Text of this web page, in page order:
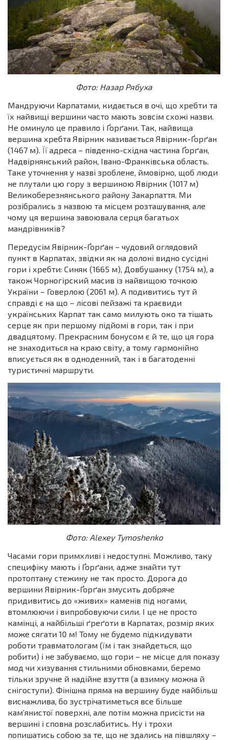
Фото: Назар Рябуха
Мандруючи Карпатами, кидається в очі, що хребти та
їх найвищі вершини часто мають зовсім схожі назви.
Не оминуло це правило і Ґорґани. Так, найвища
вершина хребта Явірник називається Явірник-Ґорґан
(1467 м). Її адреса – південно-східна частина Ґорґан,
Надвірнянський район, Івано-Франківська область.
Таке уточнення у назві зроблене, ймовірно, щоб люди
не плутали цю гору з вершиною Явірник (1017 м)
Великоберезнянського району Закарпаття. Ми
розібрались з назвою та місцем розташування, але
чому ця вершина завоювала серця багатьох
мандрівників?
Передусім Явірник-Ґорґан – чудовий оглядовий
пункт в Карпатах, звідки як на долоні видно сусідні
гори і хребти: Синяк (1665 м), Довбушанку (1754 м), а
також Чорногірский масив із найвищою точкою
України – Говерлою (2061 м). А подивитись тут й
справді є на що – лісові пейзажі та краєвиди
українських Карпат так само милують око та тішать
серце як при першому підйомі в гори, так і при
двадцятому. Прекрасним бонусом є й те, що ця гора
не знаходиться на краю світу, а тому гармонійно
вписується як в одноденний, так і в багатоденні
туристичні маршрути.
Фото: Alexey Tymoshenko
Часами гори примхливі і недоступні. Можливо, таку
специфіку мають і Ґорґани, адже знайти тут
протоптану стежину не так просто. Дорога до
вершини Явірник-Ґорґан змусить добряче
придивитись до «живих» каменів під ногами,
втомлюючи і випробовуючи сили. І це не просто
камінці, а найбільші ґреґоти в Карпатах, розмір яких
може сягати 10 м! Тому не будемо підкидувати
роботи травматологам (їм і так знайдеться, що
робити) і не забуваємо, що гори – не місце для показу
мод чи хизування стильними обновками, беремо
тільки зручне й надійне взуття (а взимку можна й
снігоступи). Фінішна пряма на вершину буде найбільш
виснажлива, бо зустрічатиметься все більше
кам’янистої поверхні, але потім можна присісти на
вершині і сповна розслабитись. Ну і трохи
попишатись собою за те, що не здались на півшляху –